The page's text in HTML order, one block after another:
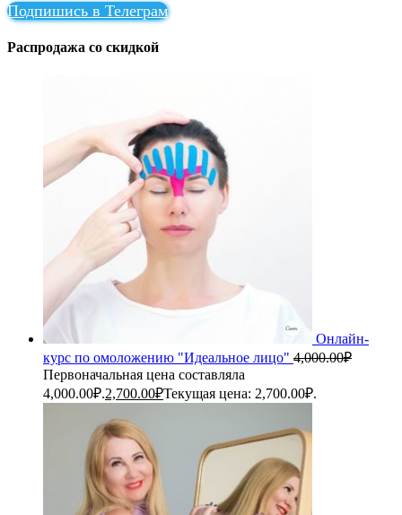
Подпишись в Телеграм
Распродажа со скидкой
Онлайн-
курс по омоложению "Идеальное лицо" 4,000.00₽
Первоначальная цена составляла
4,000.00₽.2,700.00₽Текущая цена: 2,700.00₽.